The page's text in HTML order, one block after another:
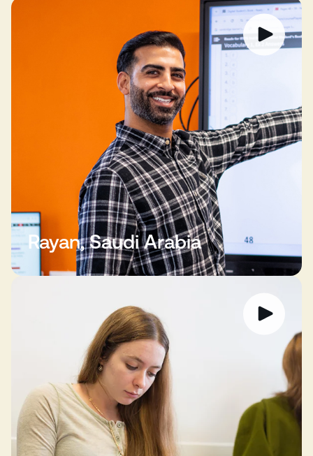
Rayan, Saudi Arabia